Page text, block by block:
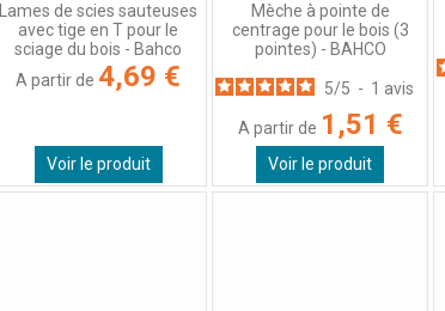
Lames de scies sauteuses
avec tige en T pour le
sciage du bois - Bahco
A partir de 4,69 €
Voir le produit
Mèche à pointe de
centrage pour le bois (3
pointes) - BAHCO
5/5 - 1 avis
A partir de 1,51 €
Voir le produit